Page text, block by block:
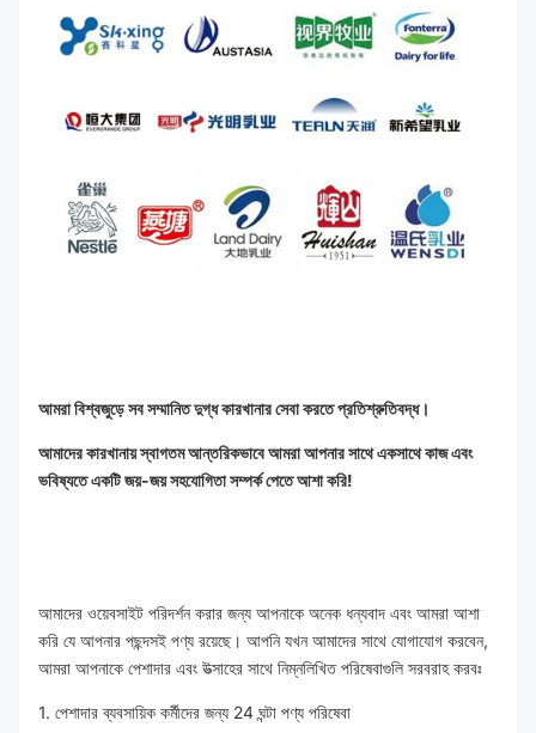
আমরা বিশ্বজুড়ে সব সম্মানিত দুগ্ধ কারখানার সেবা করতে প্রতিশ্রুতিবদ্ধ।
আমাদের কারখানায় স্বাগতম আন্তরিকভাবে আমরা আপনার সাথে একসাথে কাজ এবং
ভবিষ্যতে একটি জয়-জয় সহযোগিতা সম্পর্ক পেতে আশা করি!
আমাদের ওয়েবসাইট পরিদর্শন করার জন্য আপনাকে অনেক ধন্যবাদ এবং আমরা আশা
করি যে আপনার পছন্দসই পণ্য রয়েছে। আপনি যখন আমাদের সাথে যোগাযোগ করবেন,
আমরা আপনাকে পেশাদার এবং উত্সাহের সাথে নিম্নলিখিত পরিষেবাগুলি সরবরাহ করবঃ
1. পেশাদার ব্যবসায়িক কর্মীদের জন্য 24 ঘন্টা পণ্য পরিষেবা